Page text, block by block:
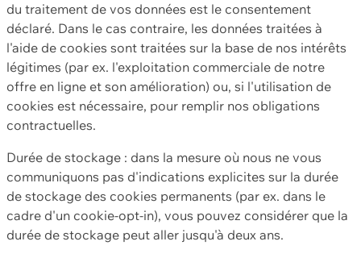
du traitement de vos données est le consentement
déclaré. Dans le cas contraire, les données traitées à
l'aide de cookies sont traitées sur la base de nos intérêts
légitimes (par ex. l'exploitation commerciale de notre
offre en ligne et son amélioration) ou, si l'utilisation de
cookies est nécessaire, pour remplir nos obligations
contractuelles.
Durée de stockage : dans la mesure où nous ne vous
communiquons pas d'indications explicites sur la durée
de stockage des cookies permanents (par ex. dans le
cadre d'un cookie-opt-in), vous pouvez considérer que la
durée de stockage peut aller jusqu'à deux ans.